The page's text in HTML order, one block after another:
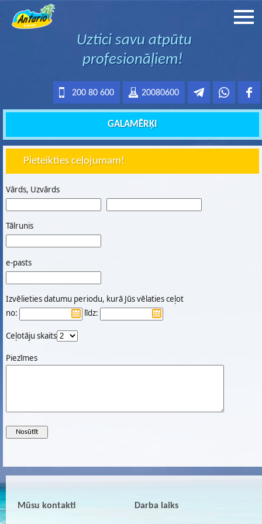
Uztici savu atpūtu
profesionāļiem!
20080600
200 80 600
GALAMĒRĶI
Pieteikties ceļojumam!
Vārds, Uzvārds
Tālrunis
e-pasts
Izvēlieties datumu periodu, kurā Jūs vēlaties ceļot
no:
līdz:
Ceļotāju skaits
Piezīmes
Mūsu kontakti Darba laiks